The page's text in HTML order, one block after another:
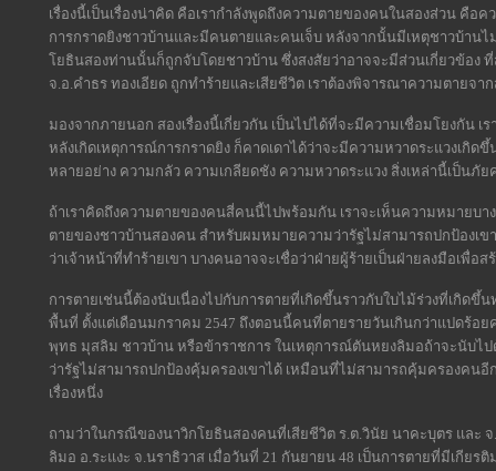
เรื่องนี้เป็นเรื่องน่าคิด คือเรากำลังพูดถึงความตายของคนในสองส่วน คื
การกราดยิงชาวบ้านและมีคนตายและคนเจ็บ หลังจากนั้นมีเหตุชาวบ้านไ
โยธินสองท่านนั้นก็ถูกจับโดยชาวบ้าน ซึ่งสงสัยว่าอาจจะมีส่วนเกี่ยวข้อง
จ.อ.คำธร ทองเอียด ถูกทำร้ายและเสียชีวิต เราต้องพิจารณาความตายจ
มองจากภายนอก สองเรื่องนี้เกี่ยวกัน เป็นไปได้ที่จะมีความเชื่อมโยงกัน เ
หลังเกิดเหตุการณ์การกราดยิง ก็คาดเดาได้ว่าจะมีความหวาดระแวงเกิ
หลายอย่าง ความกลัว ความเกลียดชัง ความหวาดระแวง สิ่งเหล่านี้เป็น
ถ้าเราคิดถึงความตายของคนสี่คนนี้ไปพร้อมกัน เราจะเห็นความหมายบา
ตายของชาวบ้านสองคน สำหรับผมหมายความว่ารัฐไม่สามารถปกป้องเข
ว่าเจ้าหน้าที่ทำร้ายเขา บางคนอาจจะเชื่อว่าฝ่ายผู้ร้ายเป็นฝ่ายลงมือเพื่อ
การตายเช่นนี้ต้องนับเนื่องไปกับการตายที่เกิดขึ้นราวกับใบไม้ร่วงที่เกิด
พื้นที่ ตั้งแต่เดือนมกราคม 2547 ถึงตอนนี้คนที่ตายรายวันเกินกว่าแปดร้อ
พุทธ มุสลิม ชาวบ้าน หรือข้าราชการ ในเหตุการณ์ตันหยงลิมอถ้าจะนับไ
ว่ารัฐไม่สามารถปกป้องคุ้มครองเขาได้ เหมือนที่ไม่สามารถคุ้มครองคน
เรื่องหนึ่ง
ถามว่าในกรณีของนาวิกโยธินสองคนที่เสียชีวิต ร.ต.วินัย นาคะบุตร และ
ลิมอ อ.ระแงะ จ.นราธิวาส เมื่อวันที่ 21 กันยายน 48 เป็นการตายที่มีเกียร